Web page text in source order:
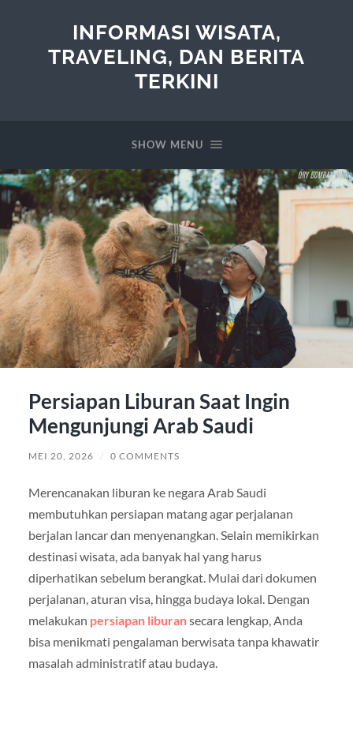
INFORMASI WISATA,
TRAVELING, DAN BERITA
TERKINI
SHOW MENU
Persiapan Liburan Saat Ingin
Mengunjungi Arab Saudi
MEI 20, 2026 / 0 COMMENTS
Merencanakan liburan ke negara Arab Saudi
membutuhkan persiapan matang agar perjalanan
berjalan lancar dan menyenangkan. Selain memikirkan
destinasi wisata, ada banyak hal yang harus
diperhatikan sebelum berangkat. Mulai dari dokumen
perjalanan, aturan visa, hingga budaya lokal. Dengan
melakukan persiapan liburansecara lengkap, Anda
bisa menikmati pengalaman berwisata tanpa khawatir
masalah administratif atau budaya.